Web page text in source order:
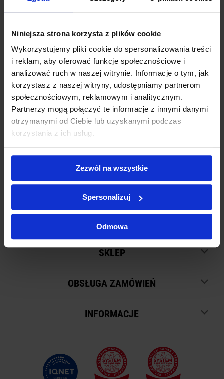
Niniejsza strona korzysta z plików cookie
Wykorzystujemy pliki cookie do spersonalizowania treści
i reklam, aby oferować funkcje społecznościowe i
analizować ruch w naszej witrynie. Informacje o tym, jak
korzystasz z naszej witryny, udostępniamy partnerom
społecznościowym, reklamowym i analitycznym.
Partnerzy mogą połączyć te informacje z innymi danymi
otrzymanymi od Ciebie lub uzyskanymi podczas
korzystania z ich usług.
Zezwól na wszystkie
Spersonalizuj
Odmowa
Wartość
SZUKAJ
SKLEP
OBSŁUGA ZAMÓWIEŃ
INFORMACJE